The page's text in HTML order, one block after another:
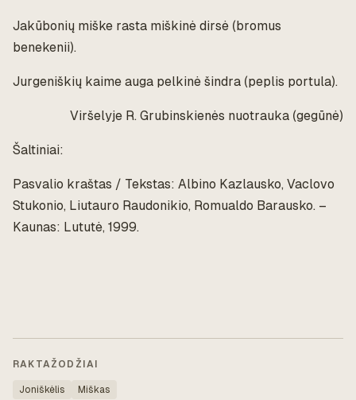
Jakūbonių miške rasta miškinė dirsė (bromus
benekenii).
Jurgeniškių kaime auga pelkinė šindra (peplis portula).
Viršelyje R. Grubinskienės nuotrauka (gegūnė)
Šaltiniai:
Pasvalio kraštas / Tekstas: Albino Kazlausko, Vaclovo
Stukonio, Liutauro Raudonikio, Romualdo Barausko. –
Kaunas: Lututė, 1999.
RAKTAŽODŽIAI
Joniškėlis Miškas